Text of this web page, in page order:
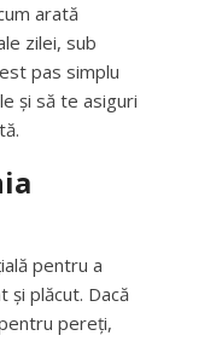
arată
zilei, sub
pas simplu
și să te asiguri
pentru a
și plăcut. Dacă
pereți,